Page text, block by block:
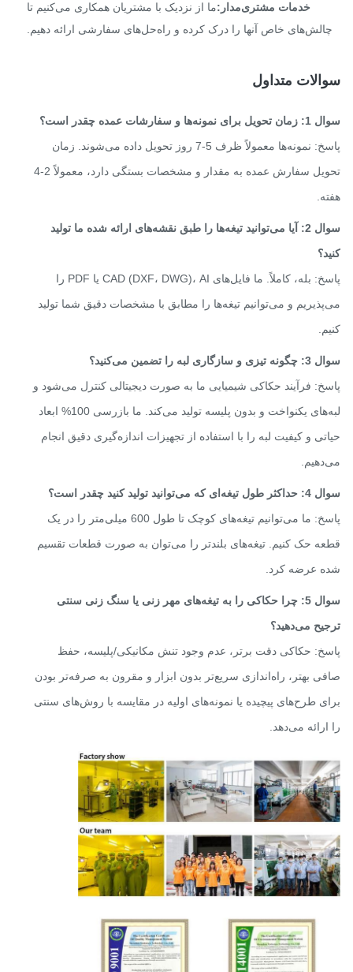
خدمات مشتری‌مدار:ما از نزدیک با مشتریان همکاری می‌کنیم تا
خاص آنها را درک کرده و راه‌حل‌های سفارشی ارائه دهیم.
متداول
و سفارشات عمده چقدر است؟
پاسخ: نمونه‌ها معمولاً ظرف 5-7 روز تحویل داده می‌شوند. زمان
تحویل سفارش عمده به مقدار و مشخصات بستگی دارد، معمولاً 2-4
سوال 2: آیا می‌توانید تیغه‌ها را طبق نقشه‌های ارائه شده ما تولید
پاسخ: بله، کاملاً. ما فایل‌های CAD (DXF، DWG)، AI یا PDF را
و می‌توانیم تیغه‌ها را مطابق با مشخصات دقیق شما تولید
لبه را تضمین می‌کنید؟
فرآیند حکاکی شیمیایی ما به صورت دیجیتالی کنترل می‌شود و
لبه‌های یکنواخت و بدون پلیسه تولید می‌کند. ما بازرسی 100% ابعاد
و کیفیت لبه را با استفاده از تجهیزات اندازه‌گیری دقیق انجام
تولید کنید چقدر است؟
پاسخ: ما می‌توانیم تیغه‌های کوچک تا طول 600 میلی‌متر را در یک
حک کنیم. تیغه‌های بلندتر را می‌توان به صورت قطعات تقسیم
عرضه کرد.
سوال 5: چرا حکاکی را به تیغه‌های مهر زنی یا سنگ زنی سنتی
می‌دهید؟
حکاکی دقت برتر، عدم وجود تنش مکانیکی/پلیسه، حفظ
بهتر، راه‌اندازی سریع‌تر بدون ابزار و مقرون به صرفه‌تر بودن
طرح‌های پیچیده یا نمونه‌های اولیه در مقایسه با روش‌های سنتی
می‌دهد.